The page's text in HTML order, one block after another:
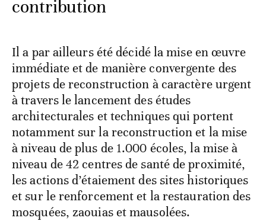
contribution
Il a par ailleurs été décidé la mise en œuvre
immédiate et de manière convergente des
projets de reconstruction à caractère urgent
à travers le lancement des études
architecturales et techniques qui portent
notamment sur la reconstruction et la mise
à niveau de plus de 1.000 écoles, la mise à
niveau de 42 centres de santé de proximité,
les actions d’étaiement des sites historiques
et sur le renforcement et la restauration des
mosquées, zaouias et mausolées.